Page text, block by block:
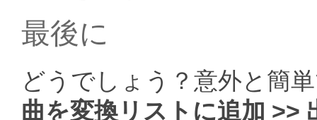
最後に
どうでしょう？意外と簡
曲を変換リストに追加 >>